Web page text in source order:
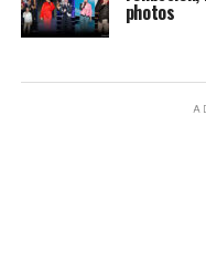
photos